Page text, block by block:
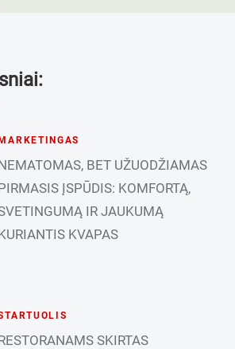
BET UŽUODŽIAMAS
ĮSPŪDIS: KOMFORTĄ,
IR JAUKUMĄ
KVAPAS
SKIRTAS